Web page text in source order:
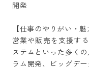
開発
【仕事のやりがい・魅
営業や販売を支援す
ステムといった多く
ラム開発、ビッグデ